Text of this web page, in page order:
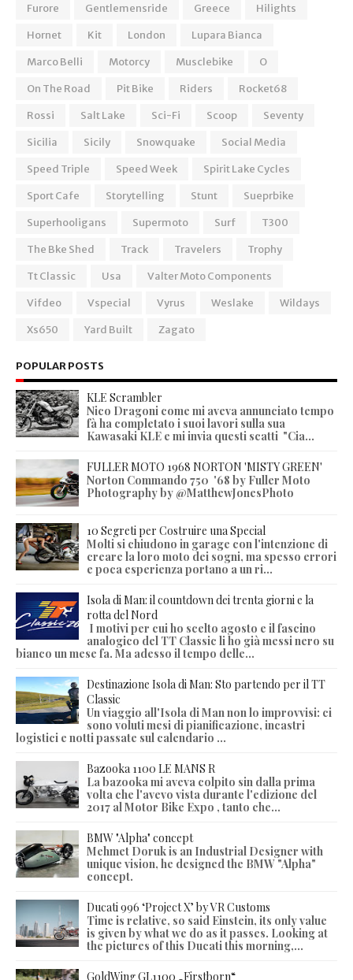
Furore
Gentlemensride Greece
Hilights
Hornet
Kit London
Lupara Bianca
Marco Belli
Motorcy Musclebike
O
On The Road
Pit Bike Riders
Rocket68
Rossi
Salt Lake Sci-Fi Scoop
Seventy
Sicilia
Sicily Snowquake
Social Media
Speed Triple
Speed Week
Spirit Lake Cycles
Sport Cafe
Storytelling Stunt
Sueprbike
Superhooligans
Supermoto Surf
T300
The Bke Shed
Track Travelers
Trophy
Tt Classic
Usa
Valter Moto Components
Vifdeo
Vspecial Vyrus Weslake
Wildays
Xs650
Yard Built Zagato
POPULAR POSTS
KLE Scrambler
Nico Dragoni come mi aveva annunciato tempo
fà ha completato i suoi lavori sulla sua
Kawasaki KLE e mi invia questi scatti "Cia...
FULLER MOTO 1968 NORTON 'MISTY GREEN'
Norton Commando 750 '68 by Fuller Moto
Photography by @MatthewJonesPhoto
10 Segreti per Costruire una Special
Molti si chiudono in garage con l'intenzione di
creare la loro moto dei sogni, ma spesso errori
e poca esperienza portano a un ri...
Isola di Man: il countdown dei trenta giorni e la
rotta del Nord
I motivi per cui ho scelto agosto e il fascino
analogico del TT Classic li ho già messi nero su
bianco un mese fa. Ma adesso il tempo delle...
Destinazione Isola di Man: Sto partendo per il TT
Classic
Un viaggio all'Isola di Man non lo improvvisi: ci
sono voluti mesi di pianificazione, incastri
logistici e notti passate sul calendario ...
Bazooka 1100 LE MANS R
La bazooka mi aveva colpito sin dalla prima
volta che l'avevo vista durante l'edizione del
2017 al Motor Bike Expo , tanto che...
BMW "Alpha" concept
Mehmet Doruk is an Industrial Designer with
unique vision, he designed the BMW "Alpha"
concept.
Ducati 996 ‘Project X’ by VR Customs
Time is relative, so said Einstein, its only value
is given by what we do as it passes. Looking at
the pictures of this Ducati this morning,...
GoldWing GL1100 „Firstborn“